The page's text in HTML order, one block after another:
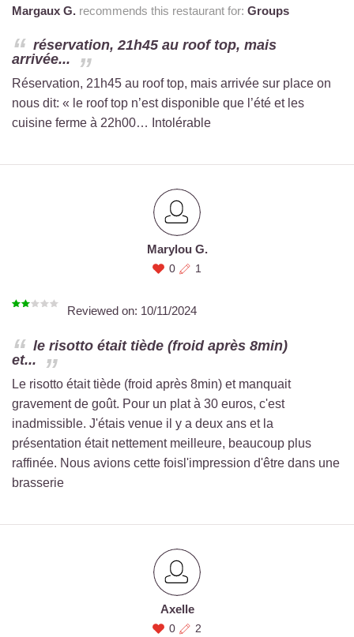
Margaux G. recommends this restaurant for: Groups
réservation, 21h45 au roof top, mais
arrivée...
Réservation, 21h45 au roof top, mais arrivée sur place on
nous dit: « le roof top n’est disponible que l’été et les
cuisine ferme à 22h00… Intolérable
Marylou G.
0 1
Reviewed on: 10/11/2024
le risotto était tiède (froid après 8min)
et...
Le risotto était tiède (froid après 8min) et manquait
gravement de goût. Pour un plat à 30 euros, c'est
inadmissible. J'étais venue il y a deux ans et la
présentation était nettement meilleure, beaucoup plus
raffinée. Nous avions cette foisl'impression d'être dans une
brasserie
Axelle
0 2